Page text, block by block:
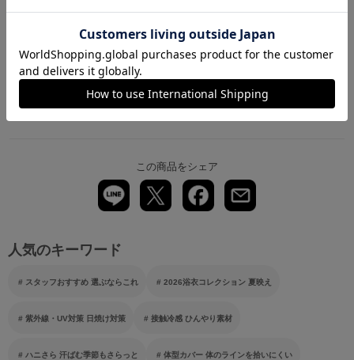
ぐみ
158cm
ぐみ
158cm
powered by
この商品をシェア
人気のキーワード
スタッフおすすめ 選ぶならこれ 2026浴衣コレクション 夏映え
紫外線・UV対策 日焼け対策 接触冷感 ひんやり素材
ハニさら 汗ばむ季節もさらっと 体型カバー 体のラインを拾いにくい